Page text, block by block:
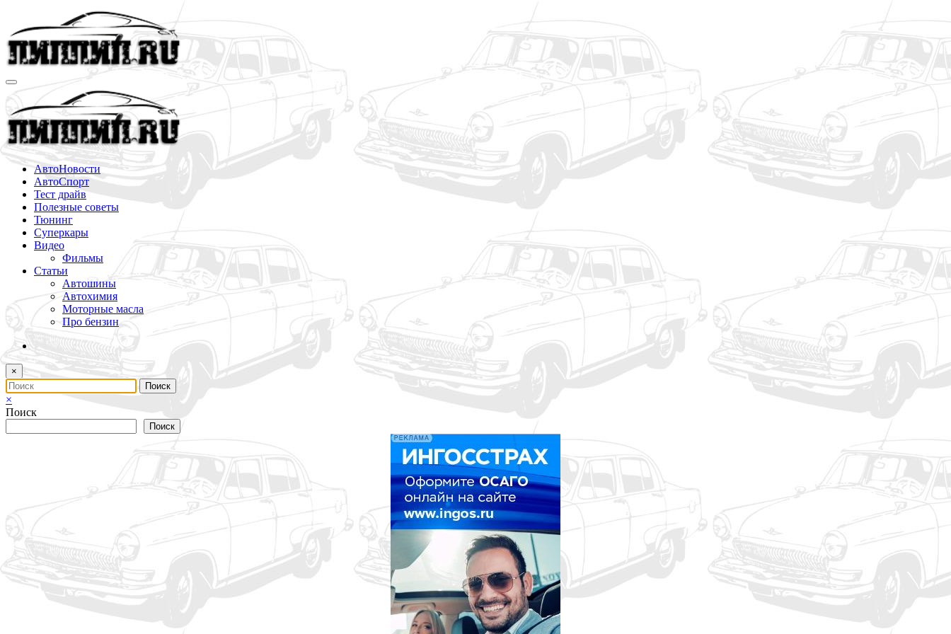
содержимому
АвтоНовости
АвтоСпорт
Тест драйв
Полезные советы
Тюнинг
Суперкары
Видео
Фильмы
Статьи
Автошины
Автохимия
Моторные масла
Про бензин
×
×
Поиск
Поиск